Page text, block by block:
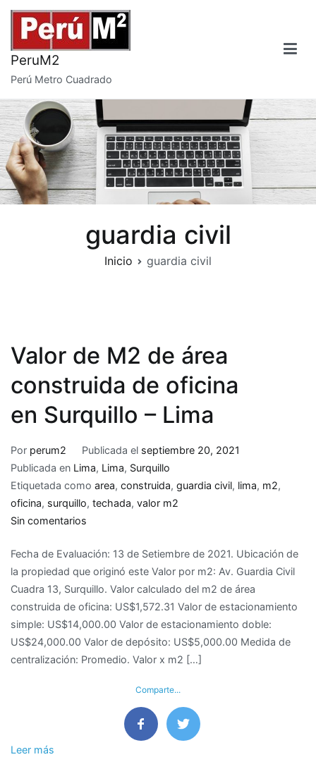
Saltar
contenido
PeruM2
Perú Metro Cuadrado
guardia civil
Inicio guardia civil
Valor de M2 de área
construida de oficina
en Surquillo – Lima
Por perum2 Publicada el septiembre 20, 2021
Publicada en Lima, Lima, Surquillo
Etiquetada como area, construida, guardia civil, lima, m2,
oficina, surquillo, techada, valor m2
Sin comentarios
de
M2
de
área
construida
de
oficina
Fecha de Evaluación: 13 de Setiembre de 2021. Ubicación de
la propiedad que originó este Valor por m2: Av. Guardia Civil
Cuadra 13, Surquillo. Valor calculado del m2 de área
construida de oficina: US$1,572.31 Valor de estacionamiento
simple: US$14,000.00 Valor de estacionamiento doble:
US$24,000.00 Valor de depósito: US$5,000.00 Medida de
centralización: Promedio. Valor x m2 […]
Comparte...
Leer más